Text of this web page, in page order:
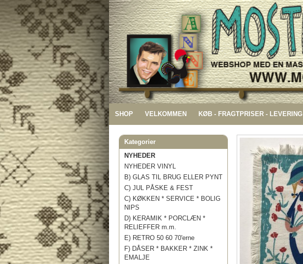
SHOP VELKOMMEN KØB - FRAGTPRISER - LEVERING
Kategorier
NYHEDER
NYHEDER VINYL
B) GLAS TIL BRUG ELLER PYNT
C) JUL PÅSKE & FEST
C) KØKKEN * SERVICE * BOLIG
NIPS
D) KERAMIK * PORCLÆN *
RELIEFFER m.m.
E) RETRO 50 60 70'erne
F) DÅSER * BAKKER * ZINK *
EMALJE